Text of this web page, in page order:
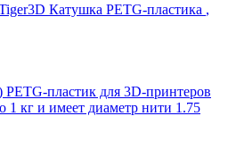
Катушка PETG-пластика ,
пластик для 3D-принтеров
1 кг и имеет диаметр нити 1.75